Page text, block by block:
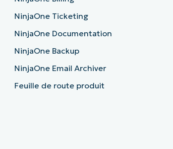
NinjaOne Ticketing
NinjaOne Documentation
NinjaOne Backup
NinjaOne Email Archiver
Feuille de route produit